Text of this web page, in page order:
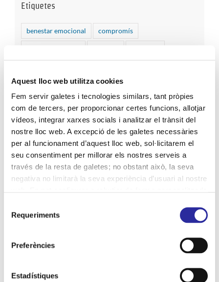
Aquest lloc web utilitza cookies
Fem servir galetes i tecnologies similars, tant pròpies
com de tercers, per proporcionar certes funcions, allotjar
vídeos, integrar xarxes socials i analitzar el trànsit del
nostre lloc web. A excepció de les galetes necessàries
per al funcionament d’aquest lloc web, sol·licitarem el
seu consentiment per millorar els nostres serveis a
través de la resta de galetes; no obstant això, la seva
negativa no limitarà la seva experiència d’usuari al nostre
consultar la nostra
Requeriments
Preferències
Estadístiques
Etiquetes
benestar emocional compromís
desinfecció per llum UV-C distinció
economia social
eliminació de la violència de gènere entorn
equips de professionals gestió responsable
gestió sostenible Hospital de Bellvitge
Hospital Vall d'Hebron igualtat inclusió
mesures
processos de neteja
productes ecològics
Recursos Humans